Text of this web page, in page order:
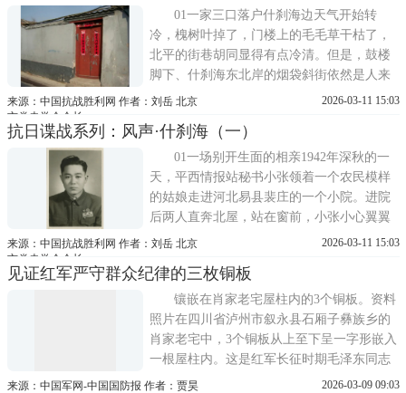
在北院挖了一个深坑埋起来，在上面砌了花
池，种上
01一家三口落户什刹海边天气开始转
冷，槐树叶掉了，门楼上的毛毛草干枯了，
北平的街巷胡同显得有点冷清。但是，鼓楼
脚下、什刹海东北岸的烟袋斜街依然是人来
人往。烟袋斜街西口东北向的小石碑胡同，
前，胡同11号小院搬进来一位陈老太太，长
得富态，穿得也体面，家里收拾得很利落，
只等儿子回来。
来源：中国抗战胜利网 作者：刘岳 北京
市党史学会会长
2026-03-11 15:03
抗日谍战系列：风声·什刹海（一）
01一场别开生面的相亲1942年深秋的一
天，平西情报站秘书小张领着一个农民模样
的姑娘走进河北易县裴庄的一个小院。进院
后两人直奔北屋，站在窗前，小张小心翼翼
地用手指将窗户纸捅了个小洞，对有些腼腆
有说话，只是不好意思地点点头。过了一小
会儿，就见一个中等个子、皮肤白皙、身穿
八路军装的小伙子走
来源：中国抗战胜利网 作者：刘岳 北京
市党史学会会长
2026-03-11 15:03
见证红军严守群众纪律的三枚铜板
镶嵌在肖家老宅屋柱内的3个铜板。资料
照片在四川省泸州市叙永县石厢子彝族乡的
肖家老宅中，3个铜板从上至下呈一字形嵌入
一根屋柱内。这是红军长征时期毛泽东同志
留给房东肖有恩的食宿费用。90余年过去，
来源：中国军网-中国国防报 作者：贾昊
2026-03-09 09:03